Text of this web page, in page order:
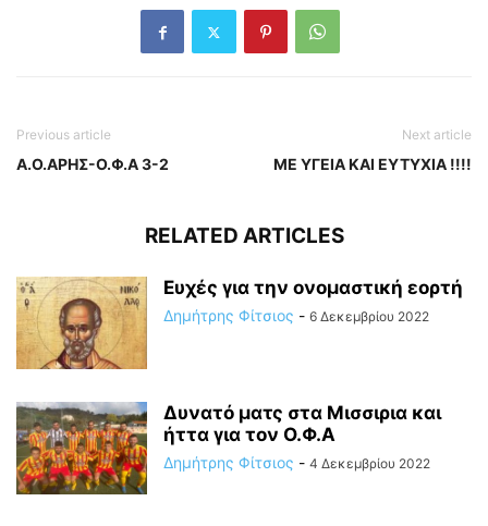
Previous article
Α.Ο.ΑΡΗΣ-Ο.Φ.Α 3-2
Next article
ΜΕ ΥΓΕΙΑ ΚΑΙ ΕΥΤΥΧΙΑ !!!!
RELATED ARTICLES
Ευχές για την ονομαστική εορτή
Δημήτρης Φίτσιος - 6 Δεκεμβρίου 2022
Δυνατό ματς στα Μισσιρια και
ήττα για τον Ο.Φ.Α
Δημήτρης Φίτσιος - 4 Δεκεμβρίου 2022